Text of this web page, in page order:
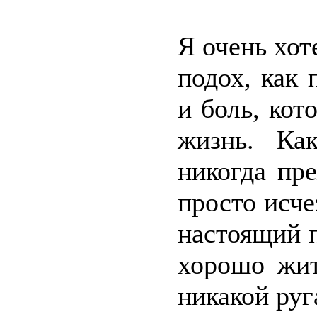
Я очень
подох, как
и боль,
жизнь.
никогда
просто
настоящий
хорошо
никакой